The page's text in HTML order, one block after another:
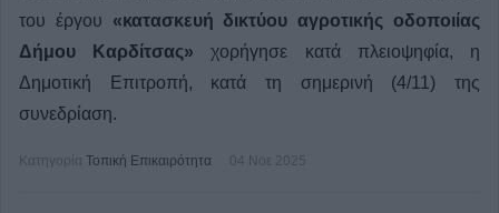
του έργου «κατασκευή δικτύου αγροτικής οδοποιίας
Δήμου Καρδίτσας» χορήγησε κατά πλειοψηφία, η
Δημοτική Επιτροπή, κατά τη σημερινή (4/11) της
συνεδρίαση.
Κατηγορία Τοπική Επικαιρότητα 04 Νοε 2025